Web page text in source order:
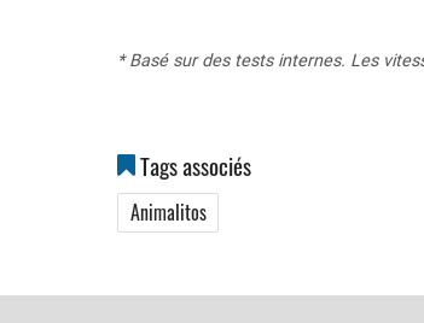
* Basé sur des tests internes. Les
Tags associés
Animalitos